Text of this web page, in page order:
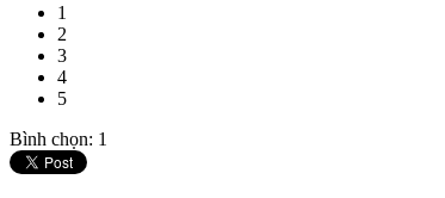
1
2
3
4
5
Bình chọn: 1